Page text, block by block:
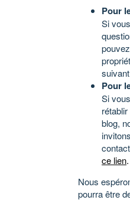
Pour
Si
suivant
Pour
Si
blog,
ce lien.
Nous
pourra être